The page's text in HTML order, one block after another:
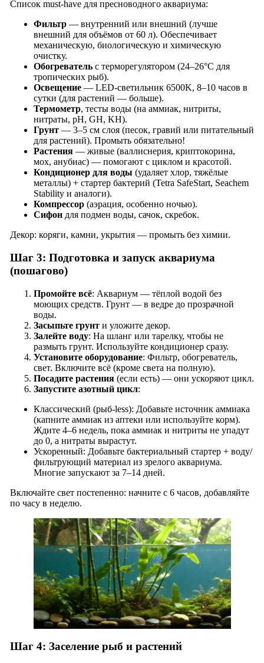
Список must-have для пресноводного аквариума:
Фильтр — внутренний или внешний (лучше
внешний для объёмов от 60 л). Обеспечивает
механическую, биологическую и химическую
очистку.
Обогреватель с терморегулятором (24–26°C для
тропических рыб).
Освещение — LED-светильник 6500K, 8–10 часов в
сутки (для растений — больше).
Термометр, тесты воды (на аммиак, нитриты,
нитраты, pH, GH, KH).
Грунт — 3–5 см слоя (песок, гравий или питательный
для растений). Промыть обязательно!
Растения — живые (валлиснерия, криптокорина,
мох, анубиас) — помогают с циклом и красотой.
Кондиционер для воды (удаляет хлор, тяжёлые
металлы) + стартер бактерий (Tetra SafeStart, Seachem
Stability и аналоги).
Компрессор (аэрация, особенно ночью).
Сифон для подмен воды, сачок, скребок.
Декор: коряги, камни, укрытия — промыть без химии.
Шаг 3: Подготовка и запуск аквариума
(пошагово)
Промойте всё: Аквариум — тёплой водой без
моющих средств. Грунт — в ведре до прозрачной
воды.
Засыпьте грунт и уложите декор.
Залейте воду: На шланг или тарелку, чтобы не
размыть грунт. Используйте кондиционер сразу.
Установите оборудование: Фильтр, обогреватель,
свет. Включите всё (кроме света на полную).
Посадите растения (если есть) — они ускоряют цикл.
Запустите азотный цикл:
Классический (рыб-less): Добавьте источник аммиака
(капните аммиак из аптеки или используйте корм).
Ждите 4–6 недель, пока аммиак и нитриты не упадут
до 0, а нитраты вырастут.
Ускоренный: Добавьте бактериальный стартер + воду/
фильтрующий материал из зрелого аквариума.
Многие запускают за 7–14 дней.
Включайте свет постепенно: начните с 6 часов, добавляйте
по часу в неделю.
Шаг 4: Заселение рыб и растений